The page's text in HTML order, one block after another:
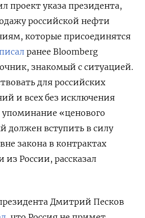
проект указа президента,
российской нефти
которые присоединятся
ранее Bloomberg
знакомый с ситуацией.
для российских
и всех без исключения
«ценового
должен вступить в силу
закона в контрактах
из России, рассказал
Дмитрий Песков